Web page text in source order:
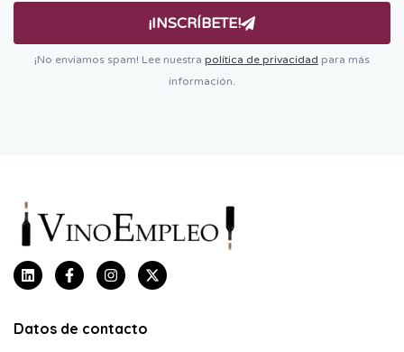
¡INSCRÍBETE!
¡No enviamos spam! Lee nuestra política de privacidad para más
información.
Datos de contacto